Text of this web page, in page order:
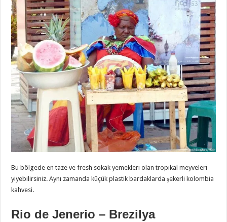
Bu bölgede en taze ve fresh sokak yemekleri olan tropikal meyveleri
yiyebilirsiniz. Aynı zamanda küçük plastik bardaklarda şekerli kolombia
kahvesi.
Rio de Jenerio – Brezilya